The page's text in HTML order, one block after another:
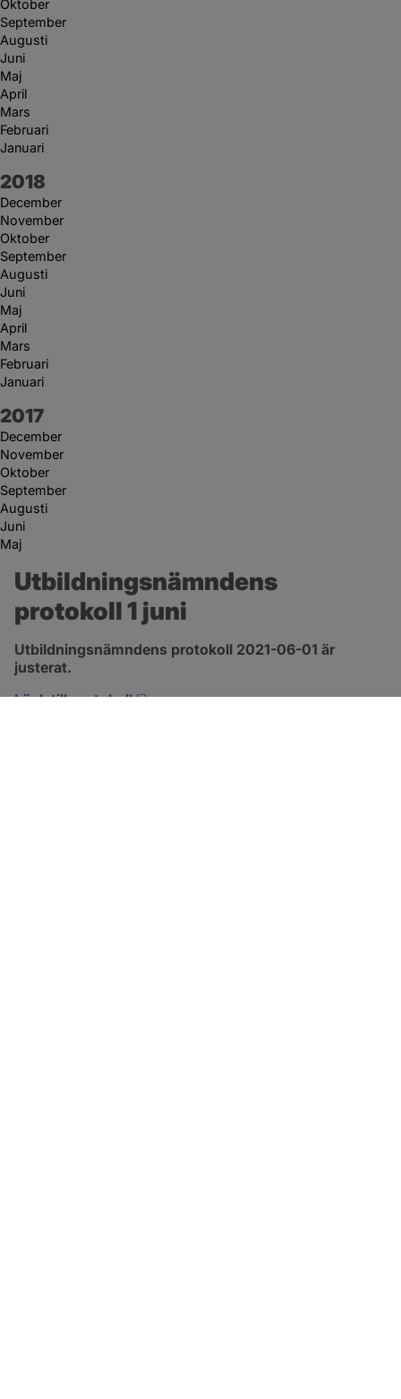
Oktober
September
Augusti
Juni
Maj
April
Mars
Februari
Januari
År:
2018
December
November
Oktober
September
Augusti
Juni
Maj
April
Mars
Februari
Januari
År:
2017
December
November
Oktober
September
Augusti
Juni
Maj
Utbildningsnämndens
protokoll 1 juni
Utbildningsnämndens protokoll 2021-06-01 är
justerat.
Länk till protokoll
pdf, 1.3 MB, öppnas i nytt fönster.